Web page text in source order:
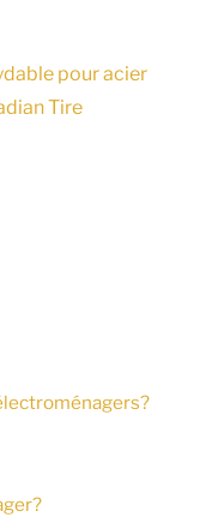
pour acier
Tire